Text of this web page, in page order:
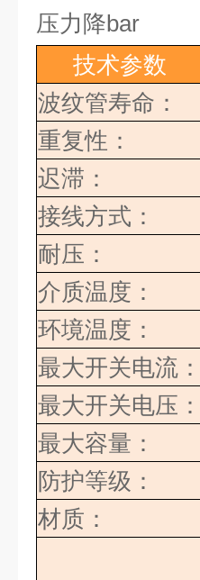
压力降bar
技术参数
波纹管寿命：
重复性：
迟滞：
接线方式：
耐压：
介质温度：
环境温度：
最大开关电流：
最大开关电压：
最大容量：
防护等级：
材质：